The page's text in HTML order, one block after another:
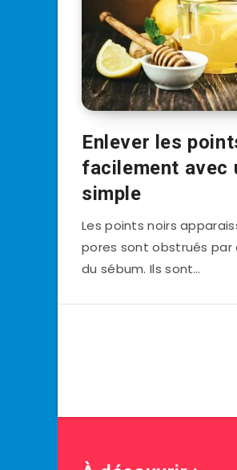
Enlever les
facilement avec
simple
Les points noirs
pores sont obstrués
du sébum. Ils sont…